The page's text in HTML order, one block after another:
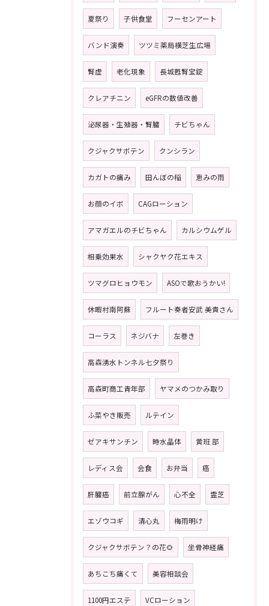
夏祭り 子供食堂 フーセンアート
バンド演奏 ツツミ薬局横芝生広場
腎虚 老化現象 長城甦腎宝錠
クレアチニン eGFRの数値改善
泌尿器・生殖器・腎臓 チビちゃん
クジャクサボテン クンシラン
カガトの痛み 田んぼの稲 恵みの雨
お顔のイボ CAGローション
アマガエルのチビちゃん カルシウムゲル
相乗効果水 シャクヤク花エキス
ツマグロヒョウモン ASOで歌おうかい!
休暇村南阿蘇 フルート奏者安武 美貴さん
コーラス ネジバナ 左巻き
高森湧水トンネル七夕祭り
高森町商工青年部 ヤマメのつかみ取り
ふ菜やき販売 ルテイン
ゼアキサンチン 時水晶体 黄班 部
レディス会 会食 お弁当 癌
肝臓癌 前立腺がん 心不全 霊芝
エゾウコギ 清心丸 梅雨明け
クジャクサボテン？の花🌻 坐骨神経痛
あちこち痛くて 美容相談会
1100円エステ VCローション